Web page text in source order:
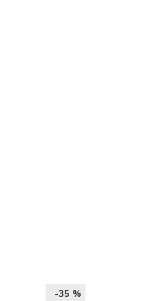
-35 %